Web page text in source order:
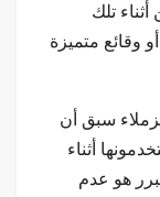
تلك
وقائع متميزة
سبق أن
أثناء
هو عدم